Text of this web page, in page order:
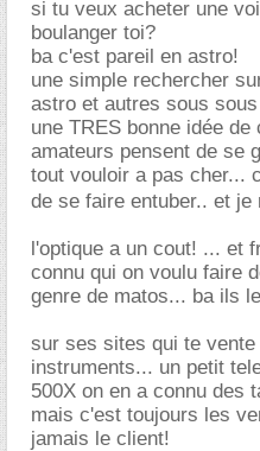
si tu veux acheter une
boulanger toi?
ba c'est pareil en astro!
une simple rechercher
astro et autres sous
une TRES bonne idée
amateurs pensent de se
tout vouloir a pas cher...
de se faire entuber.. et je
l'optique a un cout! ... et
connu qui on voulu faire
genre de matos... ba ils
sur ses sites qui te
instruments... un petit
500X on en a connu des
mais c'est toujours les
jamais le client!